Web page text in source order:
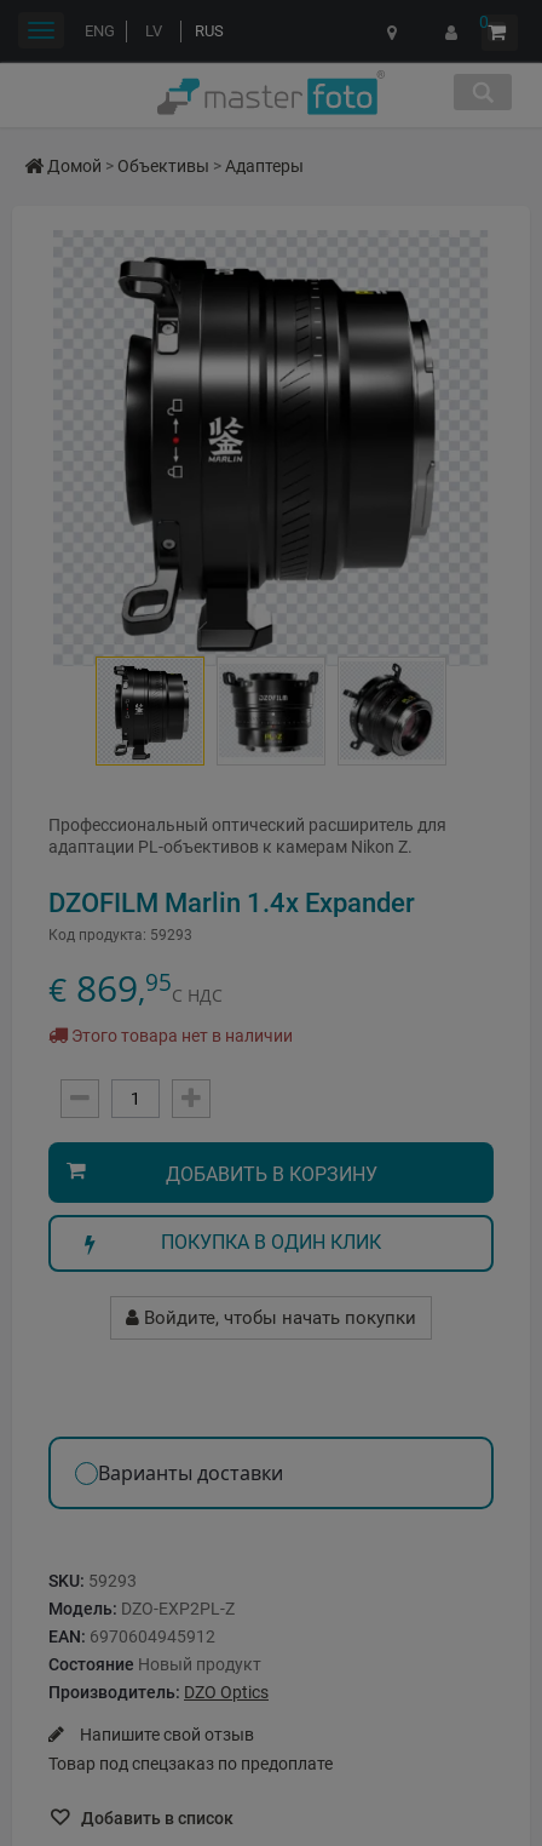
ENG LV RUS 0
Переключить
Домой > Объективы >Адаптеры
Профессиональный оптический расширитель для
адаптации PL-объективов к камерам Nikon Z.
DZOFILM Marlin 1.4x Expander
Код продукта: 59293
€ 869,95С НДС
Этого товара нет в наличии
ДОБАВИТЬ В КОРЗИНУ
ПОКУПКА В ОДИН КЛИК
Войдите, чтобы начать покупки
Варианты доставки
SKU: 59293
Модель: DZO-EXP2PL-Z
EAN: 6970604945912
Состояние Новый продукт
Производитель: DZO Optics
Напишите свой отзыв
Товар под спецзаказ по предоплате
Добавить в список